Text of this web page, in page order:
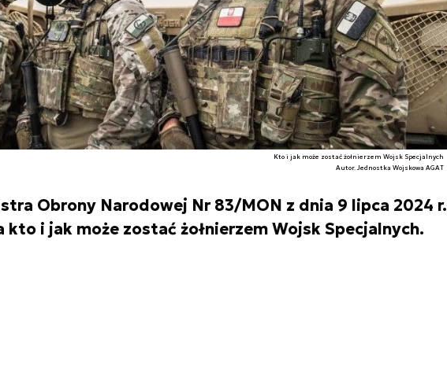
Kto i jak może zostać żołnierzem Wojsk Specjalnych
Autor. Jednostka Wojskowa AGAT
Obrony Narodowej Nr 83/MON z dnia 9 lipca 2024 r.
kto i jak może zostać żołnierzem Wojsk Specjalnych.